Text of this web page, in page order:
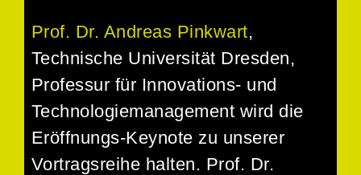
Prof. Dr. Andreas Pinkwart,
Technische Universität Dresden,
Professur für Innovations- und
Technologiemanagement wird die
Eröffnungs-Keynote zu unserer
Vortragsreihe halten. Prof. Dr.